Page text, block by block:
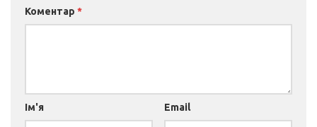
Коментар *
Ім'я Email